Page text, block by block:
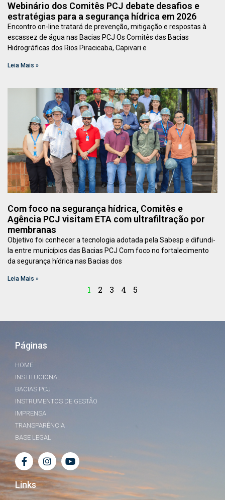
Webinário dos Comitês PCJ debate desafios e
estratégias para a segurança hídrica em 2026
Encontro on-line tratará de prevenção, mitigação e respostas à
escassez de água nas Bacias PCJ Os Comitês das Bacias
Hidrográficas dos Rios Piracicaba, Capivari e
Leia Mais »
Com foco na segurança hídrica, Comitês e
Agência PCJ visitam ETA com ultrafiltração por
membranas
Objetivo foi conhecer a tecnologia adotada pela Sabesp e difundi-
la entre municípios das Bacias PCJ Com foco no fortalecimento
da segurança hídrica nas Bacias dos
Leia Mais »
1 2 3 4 5
Páginas
HOME
INSTITUCIONAL
BACIAS PCJ
INSTRUMENTOS DE GESTÃO
IMPRENSA
TRANSPARÊNCIA
BASE LEGAL
Links